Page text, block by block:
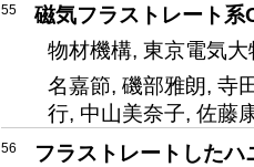
55
磁気フラストレート
物材機構, 東京電気大
名嘉節, 磯部雅朗, 寺
行, 中山美奈子, 佐藤
56
フラストレートした